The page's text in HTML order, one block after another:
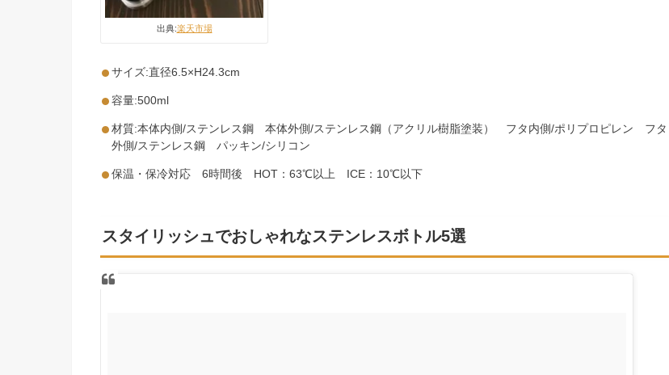
出典:楽天市場
サイズ:直径6.5×H24.3cm
容量:500ml
材質:本体内側/ステンレス鋼 本体外側/ステンレス鋼（アクリル樹脂塗装） フタ内側/ポリプロピレン フタ
外側/ステンレス鋼 パッキン/シリコン
保温・保冷対応 6時間後 HOT：63℃以上 ICE：10℃以下
スタイリッシュでおしゃれなステンレスボトル5選